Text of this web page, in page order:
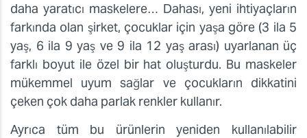
daha yaratıcı maskelere… Dahası, yeni ihtiyaçların
farkında olan şirket, çocuklar için yaşa göre (3 ila 5
yaş, 6 ila 9 yaş ve 9 ila 12 yaş arası) uyarlanan üç
farklı boyut ile özel bir hat oluşturdu. Bu maskeler
mükemmel uyum sağlar ve çocukların dikkatini
çeken çok daha parlak renkler kullanır.
Ayrıca tüm bu ürünlerin yeniden kullanılabilir